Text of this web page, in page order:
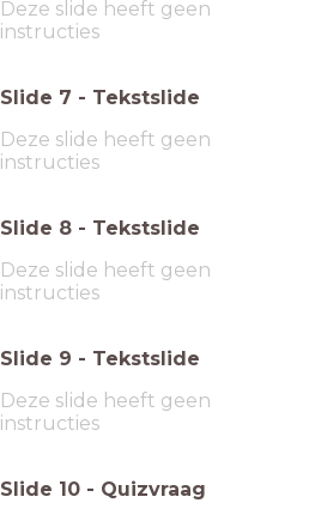
Deze slide heeft geen
instructies
Slide 7 - Tekstslide
Deze slide heeft geen
instructies
Slide 8 - Tekstslide
Deze slide heeft geen
instructies
Slide 9 - Tekstslide
Deze slide heeft geen
instructies
Slide 10 - Quizvraag